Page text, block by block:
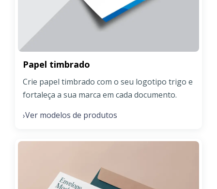
Papel timbrado
Crie papel timbrado com o seu logotipo trigo e
fortaleça a sua marca em cada documento.
›Ver modelos de produtos